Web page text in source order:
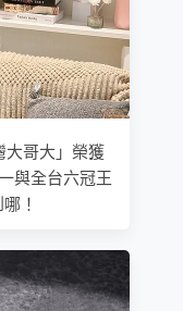
大哥大」榮獲
與全台六冠王
！